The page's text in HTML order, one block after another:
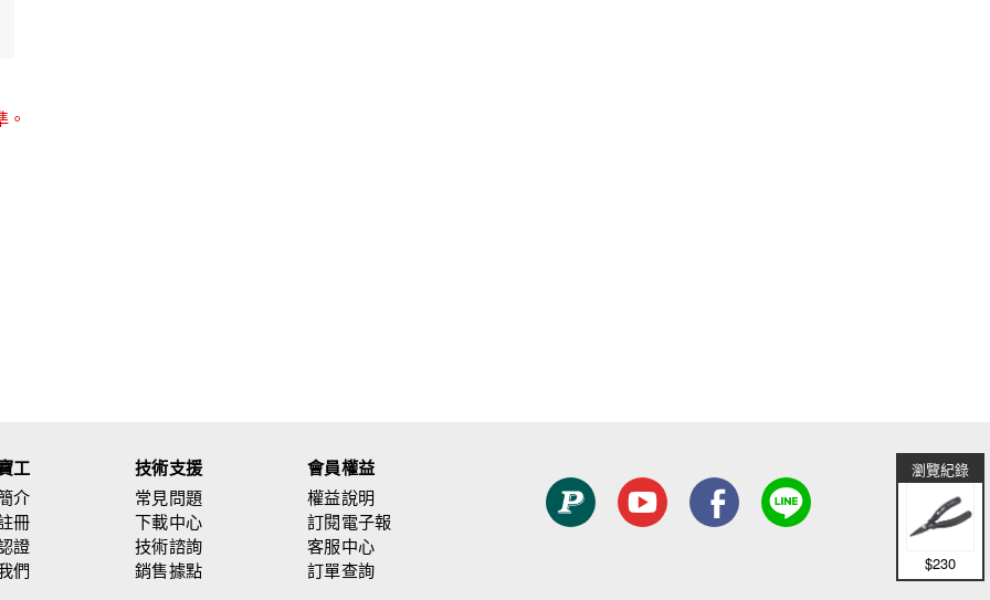
瀏覽紀錄
$230
工
介
冊
證
們
技術支援
常見問題
下載中心
技術諮詢
銷售據點
會員權益
權益說明
訂閱電子報
客服中心
訂單查詢